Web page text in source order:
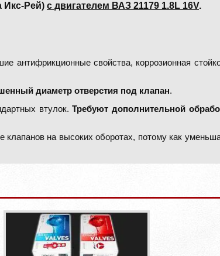
Икс-Рей) с двигателем ВАЗ 21179 1.8L 16V.
антифрикционные свойства, коррозионная
диаметр отверстия под клапан.
втулок.Требуют дополнительной
на высоких оборотах, потому как